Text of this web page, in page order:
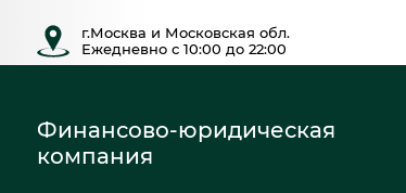
г.Москва и Московская обл.
Ежедневно с 10:00 до 22:00
Финансово-юридическая
компания